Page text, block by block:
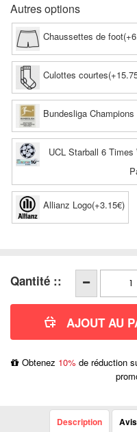
Autres options
Chaussettes de
Culottes
Bundesliga
UCL Starball 6
Allianz Logo(+3.15€)
Qantité ::
Obtenez 10% de réduction
Description